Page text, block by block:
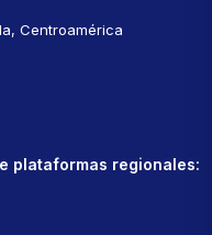
Centroamérica
plataformas regionales: